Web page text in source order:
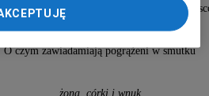
nastąpi wyprowadzenie na cmentarz
O czym zawiadamiają pogrążeni w smutku
żona, córki i wnuk
w stopce serwisu i
zaawansowane”.
i Agora S.A. możemy